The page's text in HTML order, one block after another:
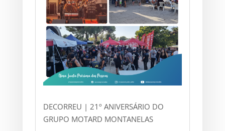
DECORREU | 21º ANIVERSÁRIO DO
GRUPO MOTARD MONTANELAS